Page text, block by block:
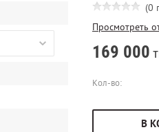
(0
Просмотреть
169 000
Кол-во:
В